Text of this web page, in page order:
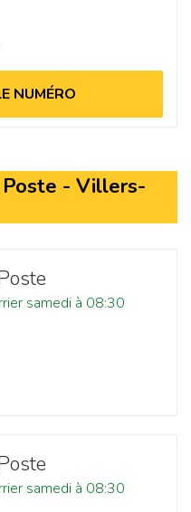
NUMÉRO
- Villers-
samedi à 08:30
samedi à 08:30